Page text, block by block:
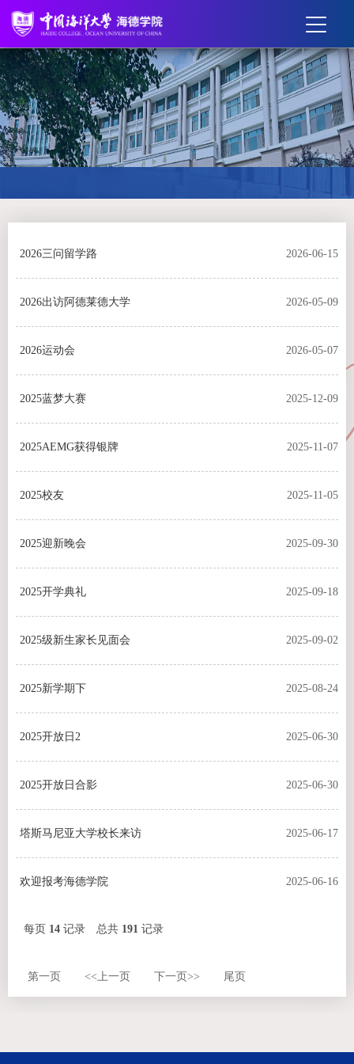
2026三问留学路 2026-06-15
2026出访阿德莱德大学 2026-05-09
2026运动会 2026-05-07
2025蓝梦大赛 2025-12-09
2025AEMG获得银牌 2025-11-07
2025校友 2025-11-05
2025迎新晚会 2025-09-30
2025开学典礼 2025-09-18
2025级新生家长见面会 2025-09-02
2025新学期下 2025-08-24
2025开放日2 2025-06-30
2025开放日合影 2025-06-30
塔斯马尼亚大学校长来访 2025-06-17
欢迎报考海德学院 2025-06-16
每页 14 记录 总共 191 记录
第一页 <<上一页 下一页>> 尾页